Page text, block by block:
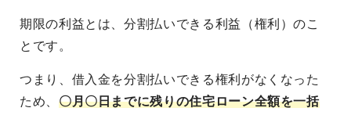
期限の利益とは、分割払いできる利益（権利）のこ
とです。
つまり、借入金を分割払いできる権利がなくなった
ため、 〇月〇日までに残りの住宅ローン全額を一括